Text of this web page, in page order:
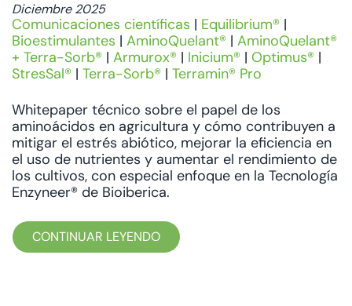
Diciembre 2025
Comunicaciones científicas | Equilibrium® |
Bioestimulantes | AminoQuelant® | AminoQuelant®
+ Terra-Sorb® | Armurox® | Inicium® | Optimus® |
StresSal® | Terra-Sorb® | Terramin® Pro
Whitepaper técnico sobre el papel de los
aminoácidos en agricultura y cómo contribuyen a
mitigar el estrés abiótico, mejorar la eficiencia en
el uso de nutrientes y aumentar el rendimiento de
los cultivos, con especial enfoque en la Tecnología
Enzyneer® de Bioiberica.
CONTINUAR LEYENDO